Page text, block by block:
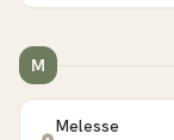
M
Melesse